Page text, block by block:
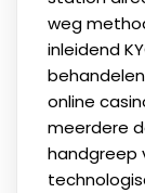
weg
inleidend
online
meerdere
handgreep